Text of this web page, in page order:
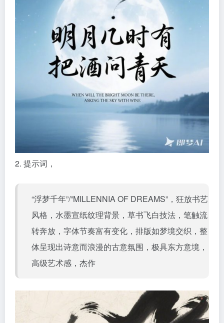
2. 提示词，
“浮梦千年”/”MILLENNIA OF DREAMS”，狂放书艺
风格，水墨宣纸纹理背景，草书飞白技法，笔触流
转奔放，字体节奏富有变化，排版如梦境交织，整
体呈现出诗意而浪漫的古意氛围，极具东方意境，
高级艺术感，杰作